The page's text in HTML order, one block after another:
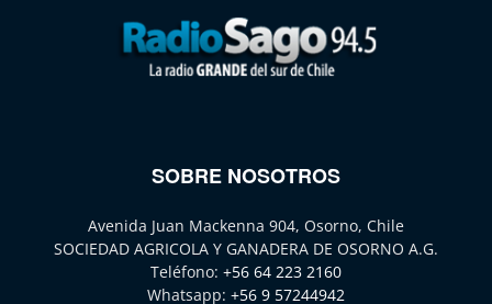
SOBRE NOSOTROS
Avenida Juan Mackenna 904, Osorno, Chile
SOCIEDAD AGRICOLA Y GANADERA DE OSORNO A.G.
Teléfono: +56 64 223 2160
Whatsapp: +56 9 57244942